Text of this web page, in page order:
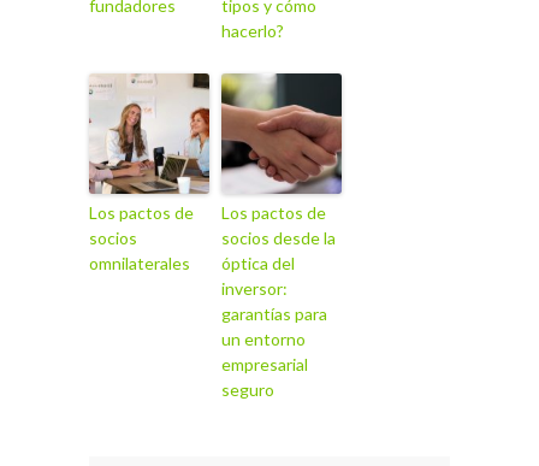
fundadores
tipos y cómo
hacerlo?
Los pactos de
socios
omnilaterales
Los pactos de
socios desde la
óptica del
inversor:
garantías para
un entorno
empresarial
seguro